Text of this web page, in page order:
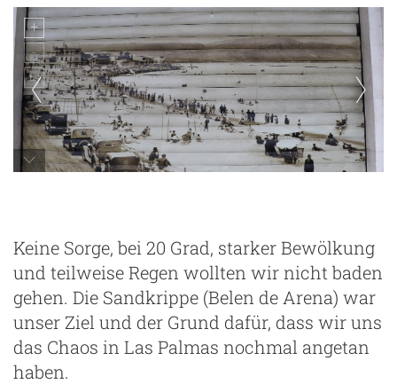
Keine Sorge, bei 20 Grad, starker Bewölkung
und teilweise Regen wollten wir nicht baden
gehen. Die Sandkrippe (Belen de Arena) war
unser Ziel und der Grund dafür, dass wir uns
das Chaos in Las Palmas nochmal angetan
haben.